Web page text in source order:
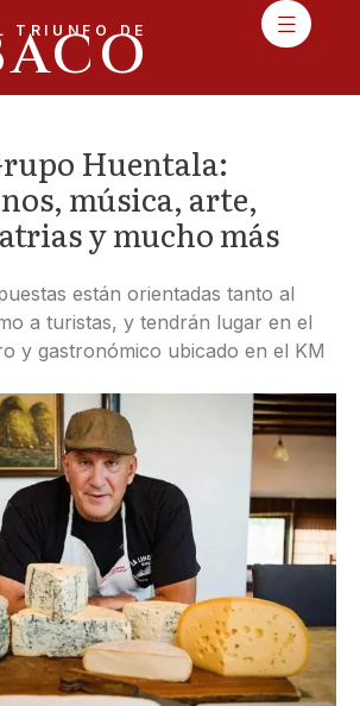
TRIUNFO DE
Huentala:
música, arte,
y mucho más
están orientadas tanto al
a turistas, y tendrán lugar en el
y gastronómico ubicado en el KM